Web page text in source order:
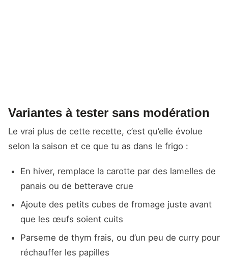
Variantes à tester sans modération
Le vrai plus de cette recette, c’est qu’elle évolue
selon la saison et ce que tu as dans le frigo :
En hiver, remplace la carotte par des lamelles de
panais ou de betterave crue
Ajoute des petits cubes de fromage juste avant
que les œufs soient cuits
Parseme de thym frais, ou d’un peu de curry pour
réchauffer les papilles